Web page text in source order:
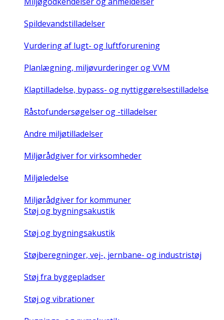
Spildevandstilladelser
Vurdering af lugt- og luftforurening
Planlægning, miljøvurderinger og VVM
Klaptilladelse, bypass- og nyttiggørelsestilladelse
Råstofundersøgelser og -tilladelser
Andre miljøtilladelser
Miljørådgiver for virksomheder
Miljøledelse
Miljørådgiver for kommuner
Støj og bygningsakustik
Støj og bygningsakustik
Støjberegninger, vej-, jernbane- og industristøj
Støj fra byggepladser
Støj og vibrationer